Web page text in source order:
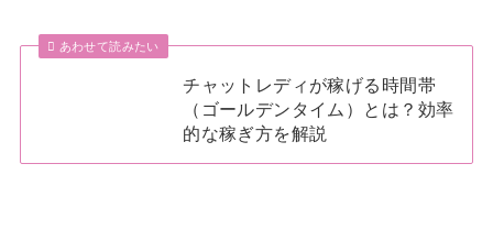
あわせて読みたい
チャットレディが稼げる時間帯
（ゴールデンタイム）とは？効率
的な稼ぎ方を解説